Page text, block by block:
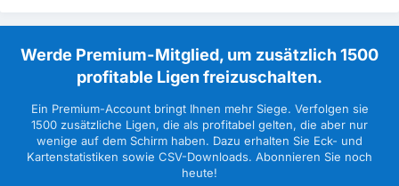
Werde Premium-Mitglied, um zusätzlich 1500
profitable Ligen freizuschalten.
Ein Premium-Account bringt Ihnen mehr Siege. Verfolgen sie
1500 zusätzliche Ligen, die als profitabel gelten, die aber nur
wenige auf dem Schirm haben. Dazu erhalten Sie Eck- und
Kartenstatistiken sowie CSV-Downloads. Abonnieren Sie noch
heute!